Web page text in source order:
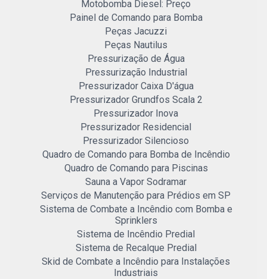
Motobomba Diesel: Preço
Painel de Comando para Bomba
Peças Jacuzzi
Peças Nautilus
Pressurização de Água
Pressurização Industrial
Pressurizador Caixa D'água
Pressurizador Grundfos Scala 2
Pressurizador Inova
Pressurizador Residencial
Pressurizador Silencioso
Quadro de Comando para Bomba de Incêndio
Quadro de Comando para Piscinas
Sauna a Vapor Sodramar
Serviços de Manutenção para Prédios em SP
Sistema de Combate a Incêndio com Bomba e
Sprinklers
Sistema de Incêndio Predial
Sistema de Recalque Predial
Skid de Combate a Incêndio para Instalações
Industriais